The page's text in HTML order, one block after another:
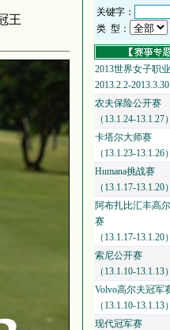
王
关键字：
类 型：
2013世界女子职
2013.2.2-2013.3.30
农夫保险公开赛
（13.1.24-13.1.27）
卡塔尔大师赛
（13.1.23-13.1.26）
Humana挑战赛
（13.1.17-13.1.20）
阿布扎比汇丰高
赛
（13.1.17-13.1.20）
索尼公开赛
（13.1.10-13.1.13）
Volvo高尔夫冠军
（13.1.10-13.1.13）
现代冠军赛